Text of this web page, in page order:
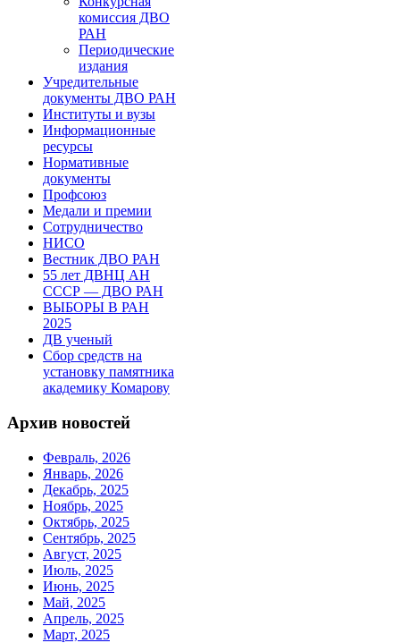
комиссия ДВО
РАН
Периодические
издания
Учредительные
документы ДВО РАН
Институты и вузы
Информационные
ресурсы
Нормативные
документы
Профсоюз
Медали и премии
Сотрудничество
НИСО
Вестник ДВО РАН
55 лет ДВНЦ АН
СССР — ДВО РАН
ВЫБОРЫ В РАН
2025
ДВ ученый
Сбор средств на
установку памятника
академику Комарову
Архив новостей
Февраль, 2026
Январь, 2026
Декабрь, 2025
Ноябрь, 2025
Октябрь, 2025
Сентябрь, 2025
Август, 2025
Июль, 2025
Июнь, 2025
Май, 2025
Апрель, 2025
Март, 2025